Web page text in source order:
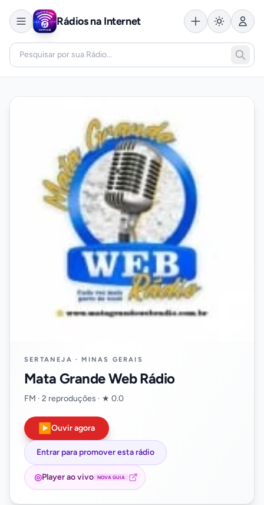
Rádios na Internet
SERTANEJA · MINAS GERAIS
Mata Grande Web Rádio
FM · 2 reproduções · ★ 0.0
▶ Ouvir agora
Entrar para promover esta rádio
◎Player ao vivo NOVA GUIA